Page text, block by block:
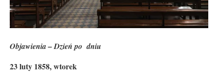
Objawienia – Dzień po dniu
23 luty 1858, wtorek